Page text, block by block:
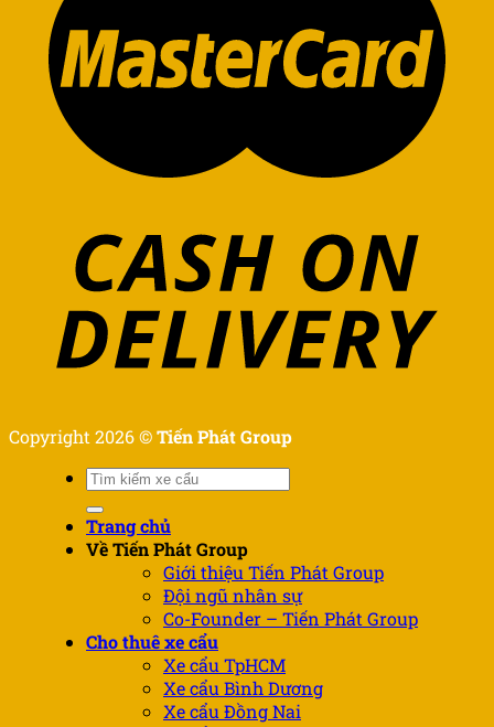
Copyright 2026 ©Tiến Phát Group
Tìm
Trang chủ
Về Tiến Phát Group
Giới thiệu Tiến Phát Group
Đội ngũ nhân sự
Co-Founder – Tiến Phát Group
Cho thuê xe cẩu
Xe cẩu TpHCM
Xe cẩu Bình Dương
Xe cẩu Đồng Nai